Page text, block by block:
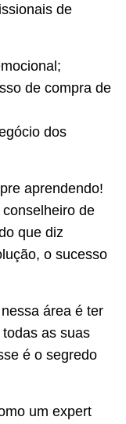
de
de compra de
dos
aprendendo!
de
que diz
o sucesso
área é ter
as suas
é o segredo
um expert